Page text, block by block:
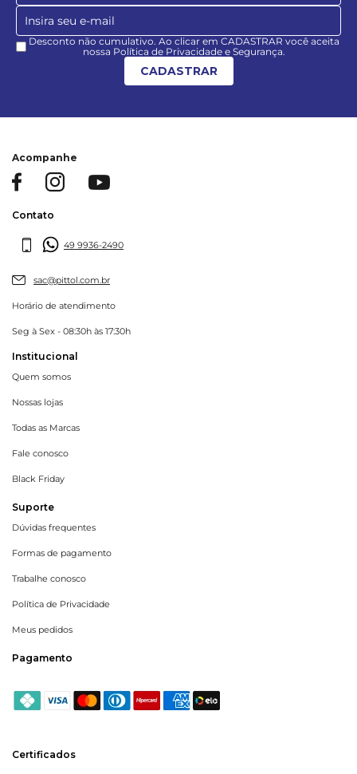
Desconto não cumulativo. Ao clicar em CADASTRAR você aceita
nossa Política de Privacidade e Segurança.
CADASTRAR
Acompanhe
Contato
49 9936-2490
sac@pittol.com.br
Horário de atendimento
Seg à Sex - 08:30h às 17:30h
Institucional
Quem somos
Nossas lojas
Todas as Marcas
Fale conosco
Black Friday
Suporte
Dúvidas frequentes
Formas de pagamento
Trabalhe conosco
Política de Privacidade
Meus pedidos
Pagamento
Certificados